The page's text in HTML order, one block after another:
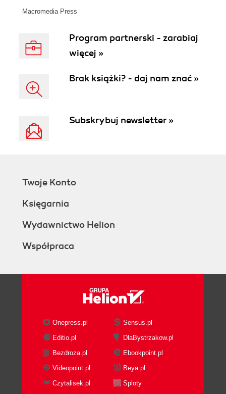
Macromedia Press
Program partnerski - zarabiaj
więcej »
Brak książki? - daj nam znać »
Subskrybuj newsletter »
Twoje Konto
Księgarnia
Wydawnictwo Helion
Współpraca
Onepress.pl
Sensus.pl
Editio.pl
DlaBystrzakow.pl
Bezdroza.pl
Ebookpoint.pl
Videopoint.pl
Beya.pl
Czytalisek.pl
Sploty